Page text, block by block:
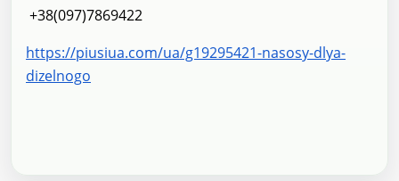
+38(097)7869422
https://piusiua.com/ua/g19295421-nasosy-dlya-
dizelnogo